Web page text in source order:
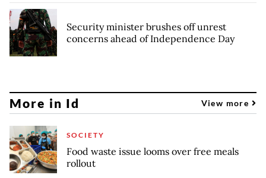
Security minister brushes off unrest
concerns ahead of Independence Day
More in Id View more
SOCIETY
Food waste issue looms over free meals
rollout